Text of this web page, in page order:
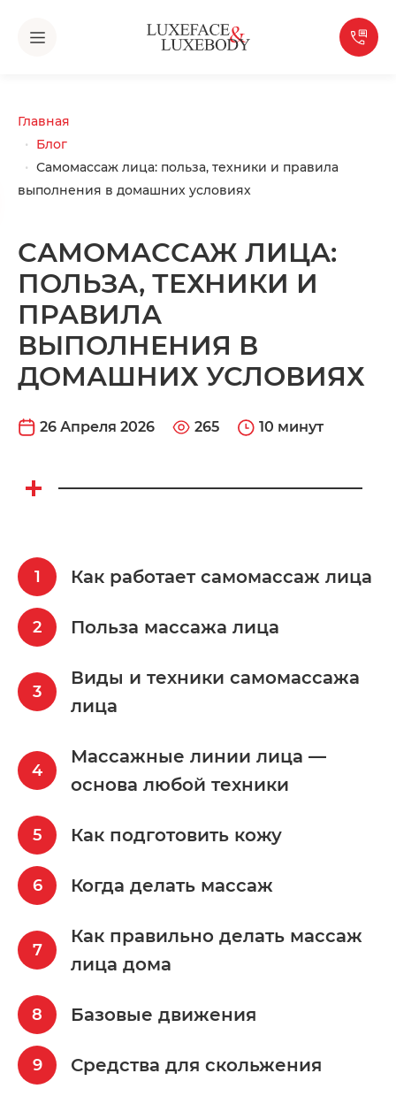
Главная
Блог
Самомассаж лица: польза, техники и правила
выполнения в домашних условиях
САМОМАССАЖ ЛИЦА:
ПОЛЬЗА, ТЕХНИКИ И
ПРАВИЛА
ВЫПОЛНЕНИЯ В
ДОМАШНИХ УСЛОВИЯХ
26 Апреля 2026 265 10 минут
Как работает самомассаж лица
Польза массажа лица
Виды и техники самомассажа
лица
Массажные линии лица —
основа любой техники
Как подготовить кожу
Когда делать массаж
Как правильно делать массаж
лица дома
Базовые движения
Средства для скольжения